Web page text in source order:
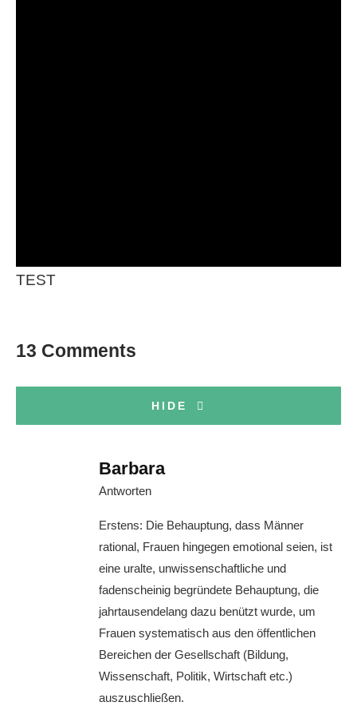
TEST
13 Comments
HIDE
Barbara
Antworten
Erstens: Die Behauptung, dass Männer
rational, Frauen hingegen emotional seien, ist
eine uralte, unwissenschaftliche und
fadenscheinig begründete Behauptung, die
jahrtausendelang dazu benützt wurde, um
Frauen systematisch aus den öffentlichen
Bereichen der Gesellschaft (Bildung,
Wissenschaft, Politik, Wirtschaft etc.)
auszuschließen.